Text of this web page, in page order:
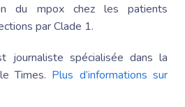
du mpox chez les patients
par Clade 1.
journaliste spécialisée dans la
Times. Plus d’informations sur